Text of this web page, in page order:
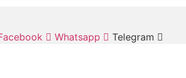
Whatsapp
Telegram